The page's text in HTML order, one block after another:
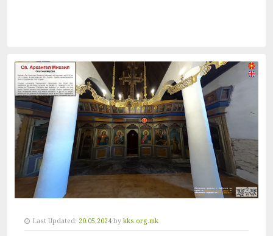
Last Updated: 20.05.2024 by kks.org.mk